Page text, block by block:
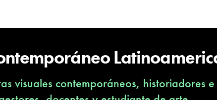
visuales contemporáneos, historiadores e